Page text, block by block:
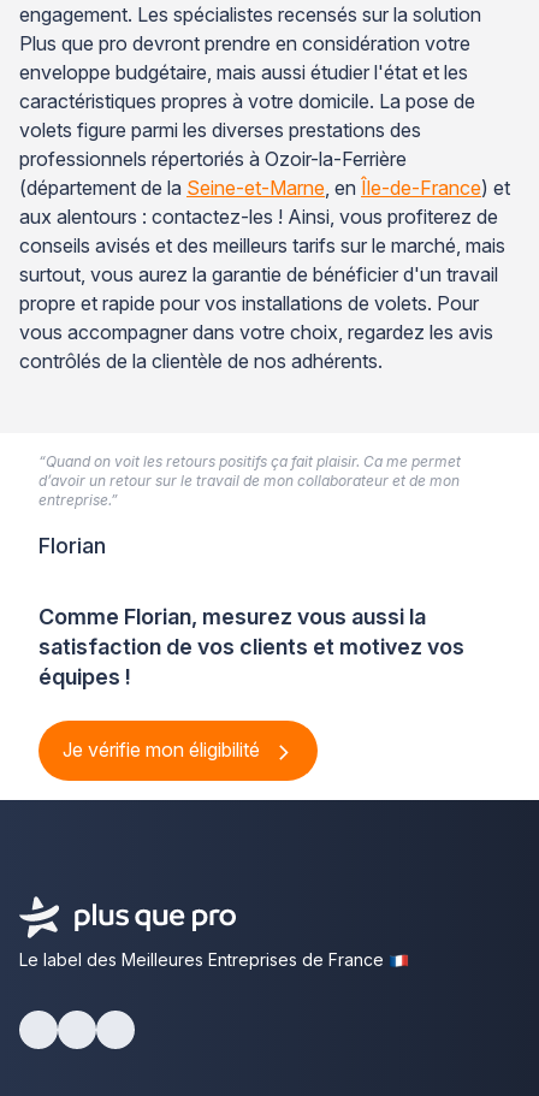
engagement. Les spécialistes recensés sur la solution
Plus que pro devront prendre en considération votre
enveloppe budgétaire, mais aussi étudier l'état et les
caractéristiques propres à votre domicile. La pose de
volets figure parmi les diverses prestations des
professionnels répertoriés à Ozoir-la-Ferrière
(département de la Seine-et-Marne, en Île-de-France) et
aux alentours : contactez-les ! Ainsi, vous profiterez de
conseils avisés et des meilleurs tarifs sur le marché, mais
surtout, vous aurez la garantie de bénéficier d'un travail
propre et rapide pour vos installations de volets. Pour
vous accompagner dans votre choix, regardez les avis
contrôlés de la clientèle de nos adhérents.
Comme Florian, mesurez vous aussi la
satisfaction de vos clients et motivez vos
équipes !
Je vérifie mon éligibilité
“Quand on voit les retours positifs ça fait plaisir. Ca me permet
d’avoir un retour sur le travail de mon collaborateur et de mon
entreprise.”
Florian
Le label des Meilleures Entreprises de France